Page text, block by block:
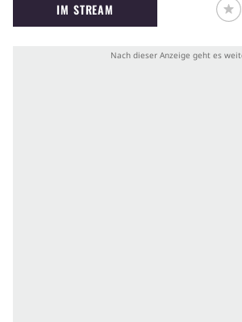
seine Feinde sind zahlreich.
IM STREAM